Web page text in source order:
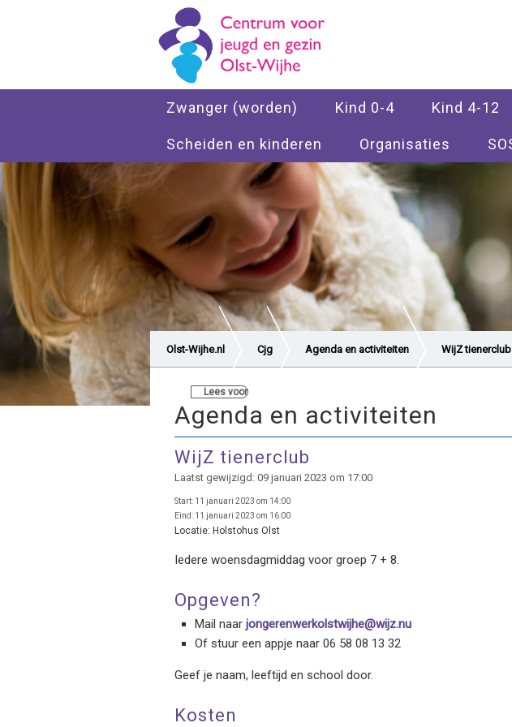
Zwanger (worden) Kind 0-4 Kind 4-12
Scheiden en kinderen Organisaties
Olst-Wijhe.nl Cjg Agenda en activiteiten WijZ tienerclub
Lees voor
Agenda en activiteiten
WijZ tienerclub
Laatst gewijzigd: 09 januari 2023 om 17:00
Start: 11 januari 2023 om 14:00
Eind: 11 januari 2023 om 16:00
Locatie: Holstohus Olst
Iedere woensdagmiddag voor groep 7 + 8.
Opgeven?
Mail naar jongerenwerkolstwijhe@wijz.nu
Of stuur een appje naar 06 58 08 13 32
Geef je naam, leeftijd en school door.
Kosten